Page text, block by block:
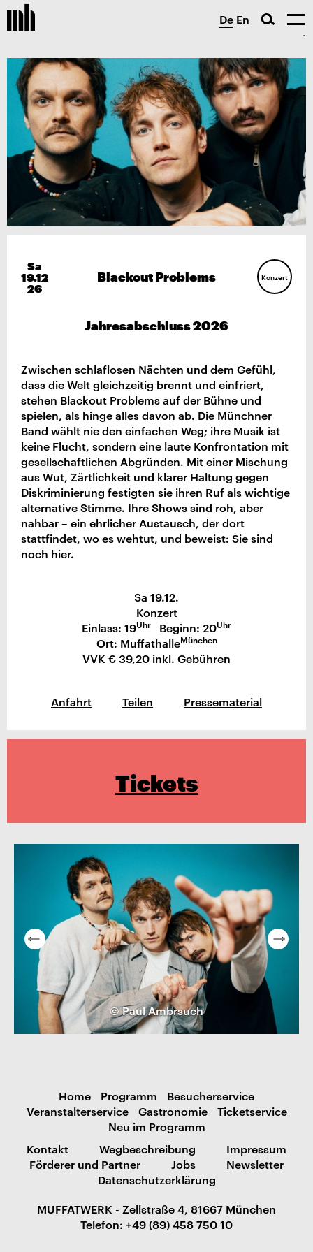
De En
Sa
19.12
26
Blackout Problems Konzert
Jahresabschluss 2026
Zwischen schlaflosen Nächten und dem Gefühl,
dass die Welt gleichzeitig brennt und einfriert,
stehen Blackout Problems auf der Bühne und
spielen, als hinge alles davon ab. Die Münchner
Band wählt nie den einfachen Weg; ihre Musik ist
keine Flucht, sondern eine laute Konfrontation mit
gesellschaftlichen Abgründen. Mit einer Mischung
aus Wut, Zärtlichkeit und klarer Haltung gegen
Diskriminierung festigten sie ihren Ruf als wichtige
alternative Stimme. Ihre Shows sind roh, aber
nahbar – ein ehrlicher Austausch, der dort
stattfindet, wo es wehtut, und beweist: Sie sind
noch hier.
Sa 19.12.
Konzert
Einlass: 19Uhr Beginn: 20Uhr
Ort: MuffathalleMünchen
VVK € 39,20 inkl. Gebühren
Anfahrt Teilen Pressematerial
Tickets
© Paul Ambrsuch
Home Programm
Besucherservice
Veranstalterservice
Gastronomie
Ticketservice
Neu im Programm
Kontakt
Wegbeschreibung
Impressum
Förderer und Partner
Jobs
Newsletter
Datenschutzerklärung
MUFFATWERK - Zellstraße 4, 81667 München
Telefon: +49 (89) 458 750 10